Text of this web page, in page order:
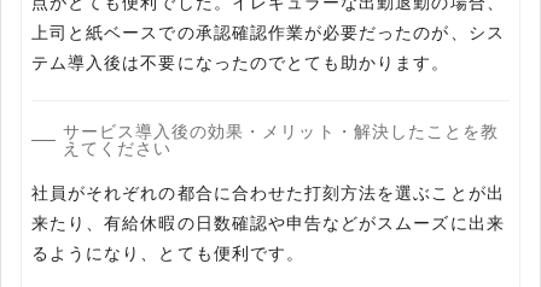
上司と紙ベースでの承認確認作業が必要だったのが、シス
テム導入後は不要になったのでとても助かります。
サービス導入後の効果・メリット・解決したことを教
えてください
社員がそれぞれの都合に合わせた打刻方法を選ぶことが出
来たり、有給休暇の日数確認や申告などがスムーズに出来
るようになり、とても便利です。